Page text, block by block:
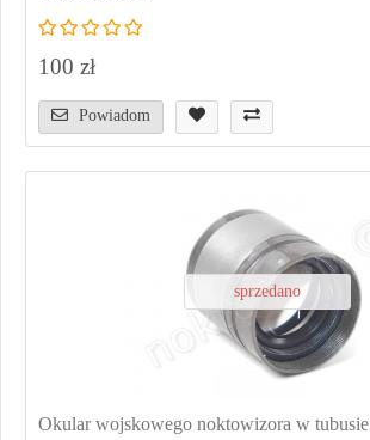
100 zł
Powiadom
sprzedano
Okular wojskowego noktowizora w tubusie